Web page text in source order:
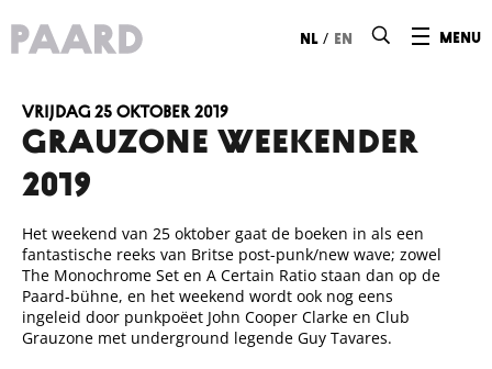
menu
nl / en
Grauzone Weekender
2019
vrijdag 25 oktober 2019
Het weekend van 25 oktober gaat de boeken in als een
fantastische reeks van Britse post-punk/new wave; zowel
The Monochrome Set en A Certain Ratio staan dan op de
Paard-bühne, en het weekend wordt ook nog eens
ingeleid door punkpoëet John Cooper Clarke en Club
Grauzone met underground legende Guy Tavares.